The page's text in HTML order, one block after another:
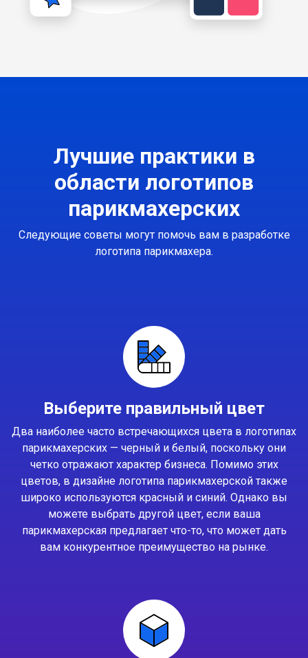
Лучшие практики в
области логотипов
парикмахерских
Следующие советы могут помочь вам в разработке
логотипа парикмахера.
Выберите правильный цвет
Два наиболее часто встречающихся цвета в логотипах
парикмахерских — черный и белый, поскольку они
четко отражают характер бизнеса. Помимо этих
цветов, в дизайне логотипа парикмахерской также
широко используются красный и синий. Однако вы
можете выбрать другой цвет, если ваша
парикмахерская предлагает что-то, что может дать
вам конкурентное преимущество на рынке.